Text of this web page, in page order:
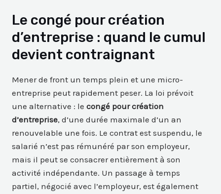
Le congé pour création
d’entreprise : quand le cumul
devient contraignant
Mener de front un temps plein et une micro-
entreprise peut rapidement peser. La loi prévoit
une alternative : lecongé pour création
d’entreprise, d’une durée maximale d’un an
renouvelable une fois. Le contrat est suspendu, le
salarié n’est pas rémunéré par son employeur,
mais il peut se consacrer entièrement à son
activité indépendante. Un passage à temps
partiel, négocié avec l’employeur, est également